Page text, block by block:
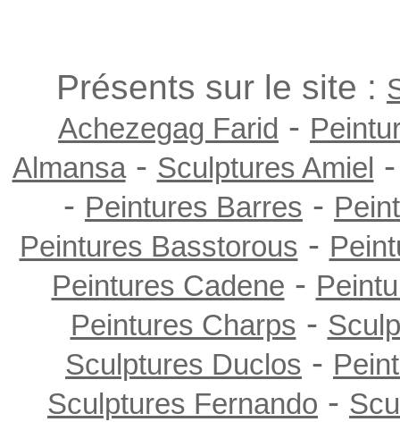
Présents sur le site :
Achezegag Farid -
Almansa- Sculptures Amiel
- Peintures Barres -
Peintures Basstorous -
Peintures Cadene -
Peintures Charps -
Sculptures Duclos -
Sculptures Fernando -